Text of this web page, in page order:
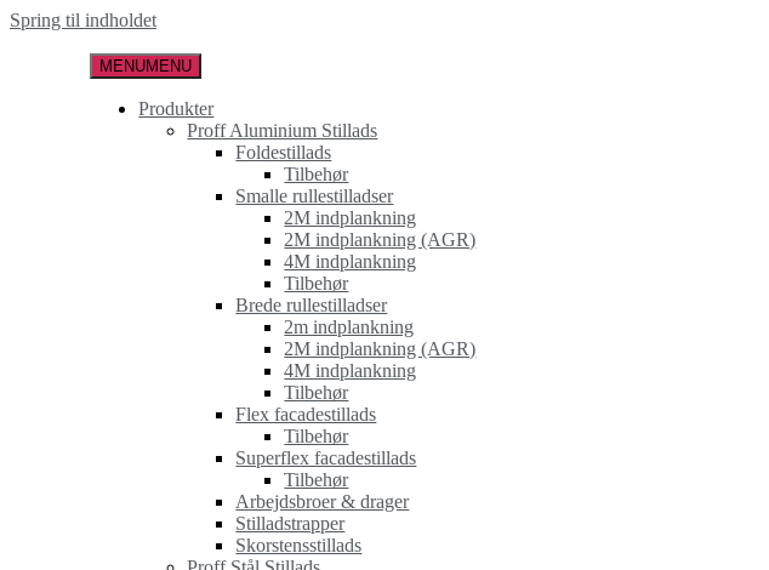
Spring til indholdet
MENUMENU
Produkter
Proff Aluminium Stillads
Foldestillads
Tilbehør
Smalle rullestilladser
2M indplankning
2M indplankning (AGR)
4M indplankning
Tilbehør
Brede rullestilladser
2m indplankning
2M indplankning (AGR)
4M indplankning
Tilbehør
Flex facadestillads
Tilbehør
Superflex facadestillads
Tilbehør
Arbejdsbroer & drager
Stilladstrapper
Skorstensstillads